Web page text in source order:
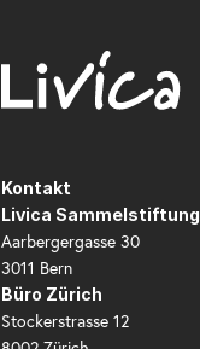
Kontakt
Livica Sammelstiftung
Aarbergergasse 30
3011 Bern
Büro Zürich
Stockerstrasse 12